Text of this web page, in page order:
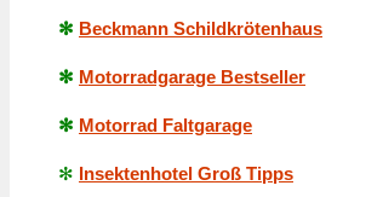
✻ Beckmann Schildkrötenhaus
✻ Motorradgarage Bestseller
✻ Motorrad Faltgarage
✻ Insektenhotel Groß Tipps